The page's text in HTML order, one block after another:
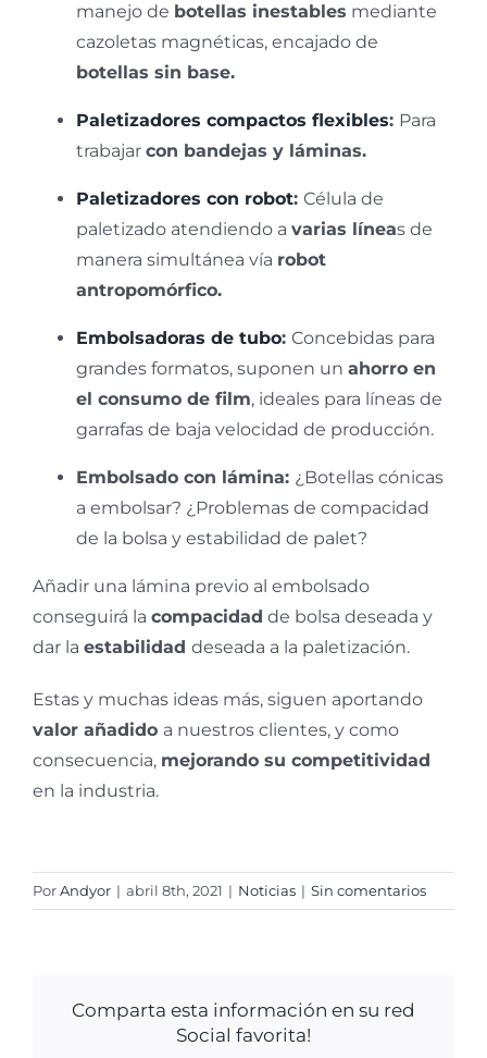
manejo de botellas inestables mediante
cazoletas magnéticas, encajado de
botellas sin base.
Paletizadores compactos flexibles: Para
trabajar con bandejas y láminas.
Paletizadores con robot: Célula de
paletizado atendiendo a varias líneas de
manera simultánea vía robot
antropomórfico.
Embolsadoras de tubo: Concebidas para
grandes formatos, suponen un ahorro en
el consumo de film, ideales para líneas de
garrafas de baja velocidad de producción.
Embolsado con lámina: ¿Botellas cónicas
a embolsar? ¿Problemas de compacidad
de la bolsa y estabilidad de palet?
Añadir una lámina previo al embolsado
conseguirá la compacidad de bolsa deseada y
dar la estabilidad deseada a la paletización.
Estas y muchas ideas más, siguen aportando
valor añadido a nuestros clientes, y como
consecuencia, mejorando su competitividad
en la industria.
PorAndyor | abril 8th, 2021 | Noticias | Sin comentarios
Comparta esta información en su red
Social favorita!